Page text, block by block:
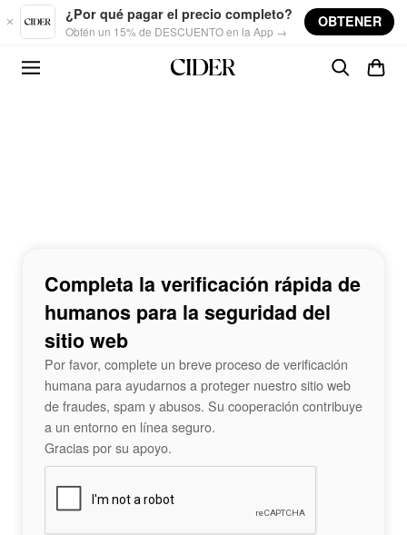
Skip to main content
¿Por qué pagar el precio completo?
Obtén un 15% de DESCUENTO en la App →
OBTENER
Completa la verificación rápida de
humanos para la seguridad del
sitio web
Por favor, complete un breve proceso de verificación
humana para ayudarnos a proteger nuestro sitio web
de fraudes, spam y abusos. Su cooperación contribuye
a un entorno en línea seguro.
Gracias por su apoyo.